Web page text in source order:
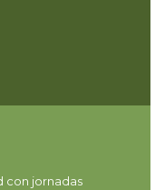
con jornadas